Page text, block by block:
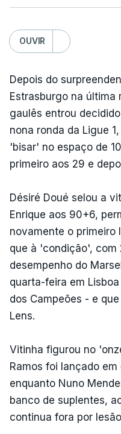
OUVIR
Depois do
Estrasburgo na última
gaulês entrou
nona ronda da Ligue
'bisar' no espaço de
primeiro aos 29 e
Désiré Doué selou a
Enrique aos 90+6,
novamente o primeiro
que à 'condição', com
desempenho do
quarta-feira em
dos Campeões - e
Lens.
Vitinha figurou no
Ramos foi lançado
enquanto Nuno
banco de suplentes,
continua fora por